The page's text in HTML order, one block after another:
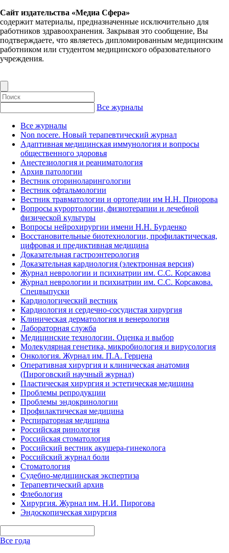
Сайт издательства «Медиа Сфера»
содержит материалы, предназначенные исключительно для
работников здравоохранения. Закрывая это сообщение, Вы
подтверждаете, что являетесь дипломированным медицинским
работником или студентом медицинского образовательного
учреждения.
Все журналы
Все журналы
Non nocere. Новый терапевтический журнал
Адаптивная медицинская иммунология и вопросы
общественного здоровья
Анестезиология и реаниматология
Архив патологии
Вестник оториноларингологии
Вестник офтальмологии
Вестник травматологии и ортопедии им Н.Н. Приорова
Вопросы курортологии, физиотерапии и лечебной
физической культуры
Вопросы нейрохирургии имени Н.Н. Бурденко
Восстановительные биотехнологии, профилактическая,
цифровая и предиктивная медицина
Доказательная гастроэнтерология
Доказательная кардиология (электронная версия)
Журнал неврологии и психиатрии им. С.С. Корсакова
Журнал неврологии и психиатрии им. С.С. Корсакова.
Спецвыпуски
Кардиологический вестник
Кардиология и сердечно-сосудистая хирургия
Клиническая дерматология и венерология
Лабораторная служба
Медицинские технологии. Оценка и выбор
Молекулярная генетика, микробиология и вирусология
Онкология. Журнал им. П.А. Герцена
Оперативная хирургия и клиническая анатомия
(Пироговский научный журнал)
Пластическая хирургия и эстетическая медицина
Проблемы репродукции
Проблемы эндокринологии
Профилактическая медицина
Респираторная медицина
Российская ринология
Российская стоматология
Российский вестник акушера-гинеколога
Российский журнал боли
Стоматология
Судебно-медицинская экспертиза
Терапевтический архив
Флебология
Хирургия. Журнал им. Н.И. Пирогова
Эндоскопическая хирургия
Все года